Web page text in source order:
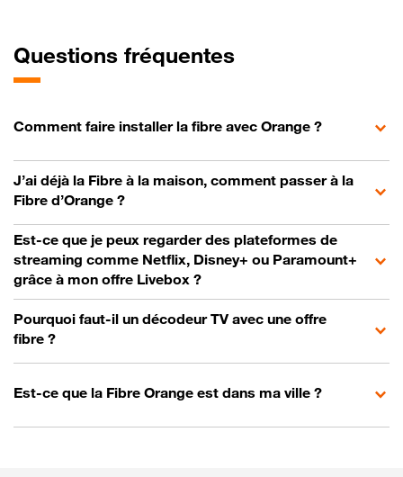
Questions fréquentes
Comment faire installer la fibre avec Orange ?
J’ai déjà la Fibre à la maison, comment passer à la
Fibre d’Orange ?
Est-ce que je peux regarder des plateformes de
streaming comme Netflix, Disney+ ou Paramount+
grâce à mon offre Livebox ?
Pourquoi faut-il un décodeur TV avec une offre
fibre ?
Est-ce que la Fibre Orange est dans ma ville ?